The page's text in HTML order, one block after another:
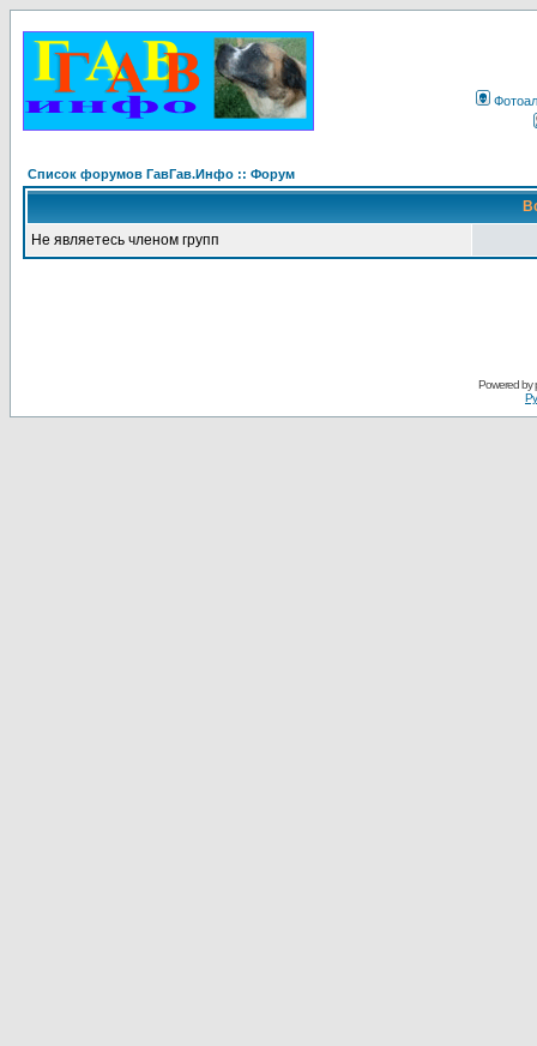
Список форумов ГавГав.Инфо :: Форум
Не являетесь членом групп
Powered by